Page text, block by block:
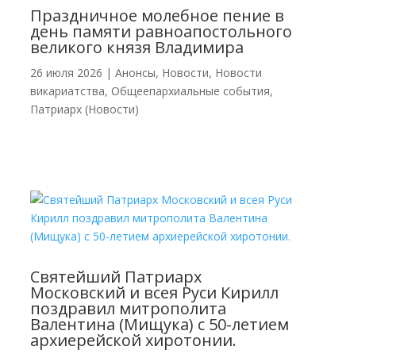
Праздничное молебное пение в
день памяти равноапостольного
великого князя Владимира
26 июля 2026 | Анонсы, Новости, Новости
викариатства, Общеепархиальные события,
Патриарх (Новости)
Святейший Патриарх
Московский и всея Руси Кирилл
поздравил митрополита
Валентина (Мищука) с 50-летием
архиерейской хиротонии.